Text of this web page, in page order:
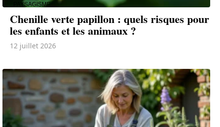
PAYSAGISME
Chenille verte papillon : quels risques pour
les enfants et les animaux ?
12 juillet 2026